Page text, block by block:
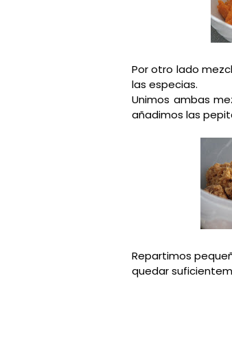
Por otro lado
las especias.
Unimos ambas
añadimos las
Repartimos
quedar